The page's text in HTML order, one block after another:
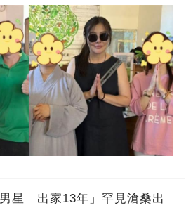
星「出家13年」罕見滄桑出